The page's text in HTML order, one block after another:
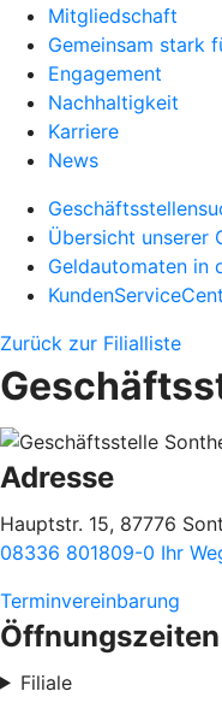
Mitgliedschaft
Gemeinsam stark
Engagement
Nachhaltigkeit
Karriere
News
Übersicht unserer
Geldautomaten in
Zurück zur Filialliste
Adresse
Hauptstr. 15, 87776
08336 801809-0 Ihr
Terminvereinbarung
Öffnungszeiten
Filiale